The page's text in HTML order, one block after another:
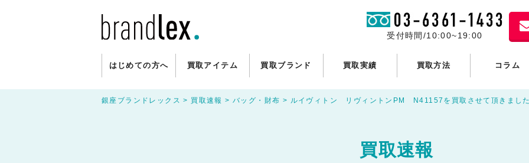
受付時間/10:00~19:00
はじめての方へ 買取アイテム 買取ブランド 買取実績 買取方法 コラム
銀座ブランドレックス > 買取速報 >バッグ・財布 > ルイヴィトン リヴィントンPM N41157を買取させて頂きまし
買取速報